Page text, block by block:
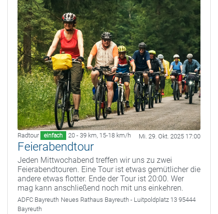
Radtour einfach 20 - 39 km, 15-18 km/h Mi. 29. Okt. 2025 17:00
Feierabendtour
Jeden Mittwochabend treffen wir uns zu zwei
Feierabendtouren. Eine Tour ist etwas gemütlicher die
andere etwas flotter. Ende der Tour ist 20:00. Wer
mag kann anschließend noch mit uns einkehren.
ADFC Bayreuth Neues Rathaus Bayreuth - Luitpoldplatz 13 95444
Bayreuth